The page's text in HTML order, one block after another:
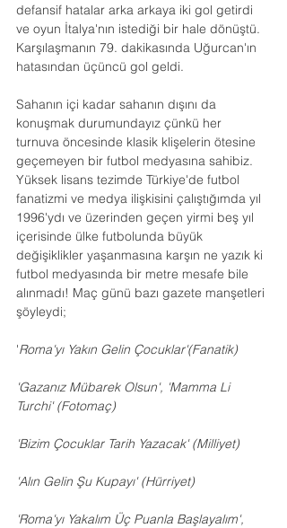
defansif hatalar arka arkaya iki gol getirdi
ve oyun İtalya'nın istediği bir hale dönüştü.
Karşılaşmanın 79. dakikasında Uğurcan'ın
hatasından üçüncü gol geldi.
Sahanın içi kadar sahanın dışını da
konuşmak durumundayız çünkü her
turnuva öncesinde klasik klişelerin ötesine
geçemeyen bir futbol medyasına sahibiz.
Yüksek lisans tezimde Türkiye'de futbol
fanatizmi ve medya ilişkisini çalıştığımda yıl
1996'ydı ve üzerinden geçen yirmi beş yıl
içerisinde ülke futbolunda büyük
değişiklikler yaşanmasına karşın ne yazık ki
futbol medyasında bir metre mesafe bile
alınmadı! Maç günü bazı gazete manşetleri
şöyleydi;
'Roma'yı Yakın Gelin Çocuklar'(Fanatik)
'Gazanız Mübarek Olsun', 'Mamma Li
Turchi' (Fotomaç)
'Bizim Çocuklar Tarih Yazacak' (Milliyet)
'Alın Gelin Şu Kupayı' (Hürriyet)
'Roma'yı Yakalım Üç Puanla Başlayalım',